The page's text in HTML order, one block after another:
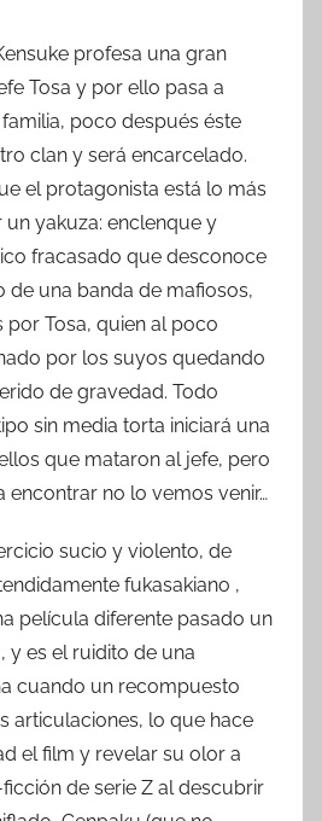
profesa una gran
Tosa y por ello pasa a
poco después éste
clan y será encarcelado.
el protagonista está lo más
yakuza: enclenque y
fracasado que desconoce
una banda de mafiosos,
por Tosa, quien al poco
por los suyos quedando
de gravedad. Todo
sin media torta iniciará una
que mataron al jefe, pero
encontrar no lo vemos venir…
sucio y violento, de
fukasakiano ,
película diferente pasado un
es el ruidito de una
cuando un recompuesto
articulaciones, lo que hace
el film y revelar su olor a
de serie Z al descubrir